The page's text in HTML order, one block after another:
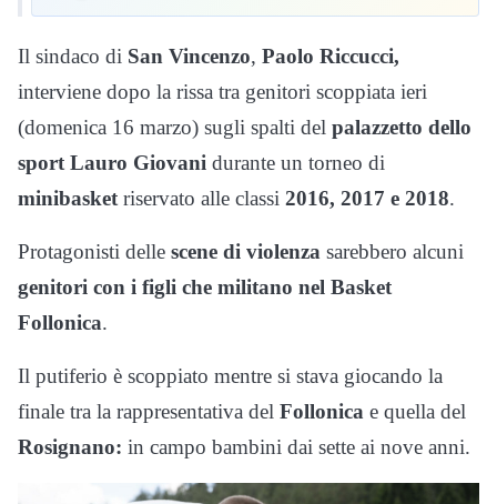
Il sindaco di San Vincenzo, Paolo Riccucci,
interviene dopo la rissa tra genitori scoppiata ieri
(domenica 16 marzo) sugli spalti del palazzetto dello
sport Lauro Giovani durante un torneo di
minibasketriservato alle classi 2016, 2017 e 2018.
Protagonisti delle scene di violenza sarebbero alcuni
genitori con i figli che militano nel Basket
Follonica.
Il putiferio è scoppiato mentre si stava giocando la
finale tra la rappresentativa del Follonica e quella del
Rosignano: in campo bambini dai sette ai nove anni.